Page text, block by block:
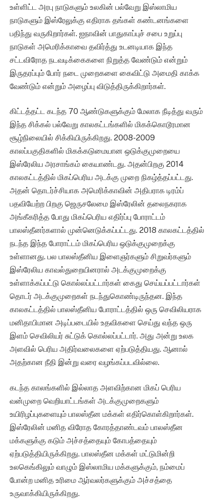
உள்ளிட்ட அரபு நாடுகளும் உலகின் பல்வேறு இஸ்லாமிய
நாடுகளும் இஸ்ரேலுக்கு எதிராக தங்கள் கண்டனங்களை
பதிந்து வருகிறார்கள். ஐநாவின் பாதுகாப்புச் சபை உறுப்பு
நாடுகள் அமெரிக்காவை தவிர்த்து உடனடியாக இந்த
சட்டவிரோத நடவடிக்கைகளை நிறுத்த வேண்டும் என்றும்
இருதரப்பும் போர் நடை முறைகளை கைவிட்டு அமைதி காக்க
வேண்டும் என்றும் அழைப்பு விடுத்திருக்கிறார்கள்.
கிட்டத்தட்ட கடந்த 70 ஆண்டுகளுக்கும் மேலாக நீடித்து வரும்
இந்த சிக்கல் பல்வேறு காலகட்டங்களில் மிகக்கொடூரமான
சூழ்நிலையில் சிக்கியிருக்கிறது. 2008-2009
காலப்பகுதிகளில் மிகக்கடுமையான ஒடுக்குமுறையை
இஸ்ரேலிய அரசாங்கம் கையாண்டது. அதன்பிறகு 2014
காலகட்டத்தில் மிகப்பெரிய அடக்கு முறை நிகழ்த்தப்பட்டது.
அதன் தொடர்ச்சியாக அமெரிக்காவின் அதிபராக டிரம்ப்
பதவியேற்ற பிறகு ஜெருசலேமை இஸ்ரேலின் தலைநகராக
அங்கீகரித்த போது மிகப்பெரிய எதிர்ப்பு போராட்டம்
பாலஸ்தீனர்களால் முன்னெடுக்கப்பட்டது. 2018 காலகட்டத்தில்
நடந்த இந்த போராட்டம் மிகப்பெரிய ஒடுக்குமுறைக்கு
உள்ளானது. பல பாலஸ்தீனிய இளைஞர்களும் சிறுவர்களும்
இஸ்ரேலிய காவல்துறையினரால் அடக்குமுறைக்கு
உள்ளாக்கப்பட்டு கொல்லப்பட்டார்கள் கைது செய்யப்பட்டார்கள்
தொடர் அடக்குமுறைகள் நடந்துகொண்டிருந்தன. இந்த
காலகட்டத்தில் பாலஸ்தீனிய போராட்டத்தில் ஒரு செவிலியராக
மனிதாபிமான அடிப்படையில் உதவிகளை செய்து வந்த ஒரு
இளம் செவிலியர் சுட்டுக் கொல்லப்பட்டார். அது அன்று உலக
அளவில் பெரிய அதிர்வலைகளை ஏற்படுத்தியது. ஆனால்
அதற்கான நீதி இன்று வரை வழங்கப்படவில்லை.
கடந்த காலங்களில் இல்லாத அளவிற்கான மிகப் பெரிய
வன்முறை வெறியாட்டங்கள் அடக்குமுறைகளும்
உயிரிழப்புகளையும் பாலஸ்தீன மக்கள் எதிர்கொள்கிறார்கள்.
இஸ்ரேலின் மனித விரோத கோரத்தாண்டவம் பாலஸ்தீன
மக்களுக்கு கடும் அச்சத்தையும் கோபத்தையும்
ஏற்படுத்தியிருக்கிறது. பாலஸ்தீன மக்கள் மட்டுமின்றி
உலகெங்கிலும் வாழும் இஸ்லாமிய மக்களுக்கும், நம்மைப்
போன்ற மனித உரிமை ஆர்வலர்களுக்கும் அச்சத்தை
உருவாக்கியிருக்கிறது.